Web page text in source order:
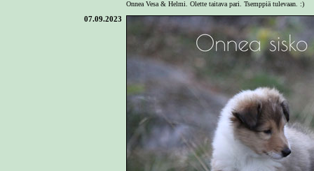
Onnea Vesa & Helmi. Olette taitava pari. Tsemppiä tulevaan. :)
07.09.2023